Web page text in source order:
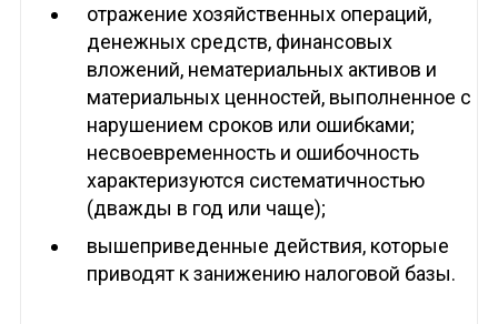
отражение хозяйственных операций,
денежных средств, финансовых
вложений, нематериальных активов и
материальных ценностей, выполненное с
нарушением сроков или ошибками;
несвоевременность и ошибочность
характеризуются систематичностью
(дважды в год или чаще);
вышеприведенные действия, которые
приводят к занижению налоговой базы.